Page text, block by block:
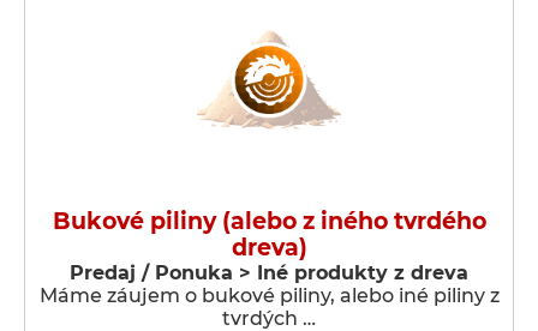
Bukové piliny (alebo z iného tvrdého
dreva)
Predaj / Ponuka > Iné produkty z dreva
Máme záujem o bukové piliny, alebo iné piliny z
tvrdých …